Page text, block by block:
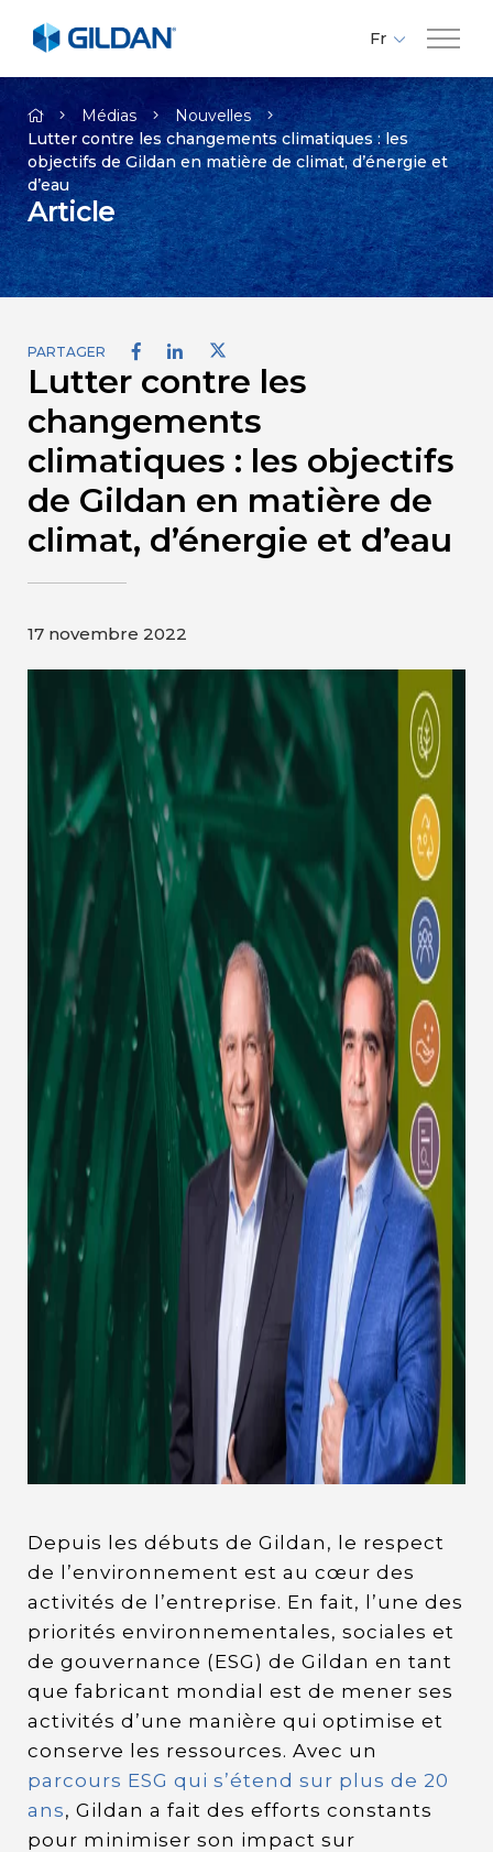
Compagnie
Marques
Investisseurs
Médias
Carrières
Contact
Page d’accueil de Gildan et
Fr
En
Es
Médias
Nouvelles
Lutter contre les changements climatiques : les
objectifs de Gildan en matière de climat, d’énergie et
d’eau
Article
PARTAGER
Lutter contre les
changements
climatiques : les objectifs
de Gildan en matière de
climat, d’énergie et d’eau
17 novembre 2022
Depuis les débuts de Gildan, le respect
de l’environnement est au cœur des
activités de l’entreprise. En fait, l’une des
priorités environnementales, sociales et
de gouvernance (ESG) de Gildan en tant
que fabricant mondial est de mener ses
activités d’une manière qui optimise et
conserve les ressources. Avec un
parcours ESG qui s’étend sur plus de 20
ans, Gildan a fait des efforts constants
pour minimiser son impact sur